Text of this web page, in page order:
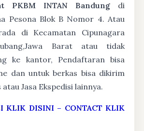
PKBM INTAN Bandung di
Pesona Blok B Nomor 4. Atau
di Kecamatan Cipunagara
Barat atau tidak
ke kantor, Pendaftaran bisa
dan untuk berkas bisa dikirim
Jasa Ekspedisi lainnya.
KLIK DISINI – CONTACT KLIK